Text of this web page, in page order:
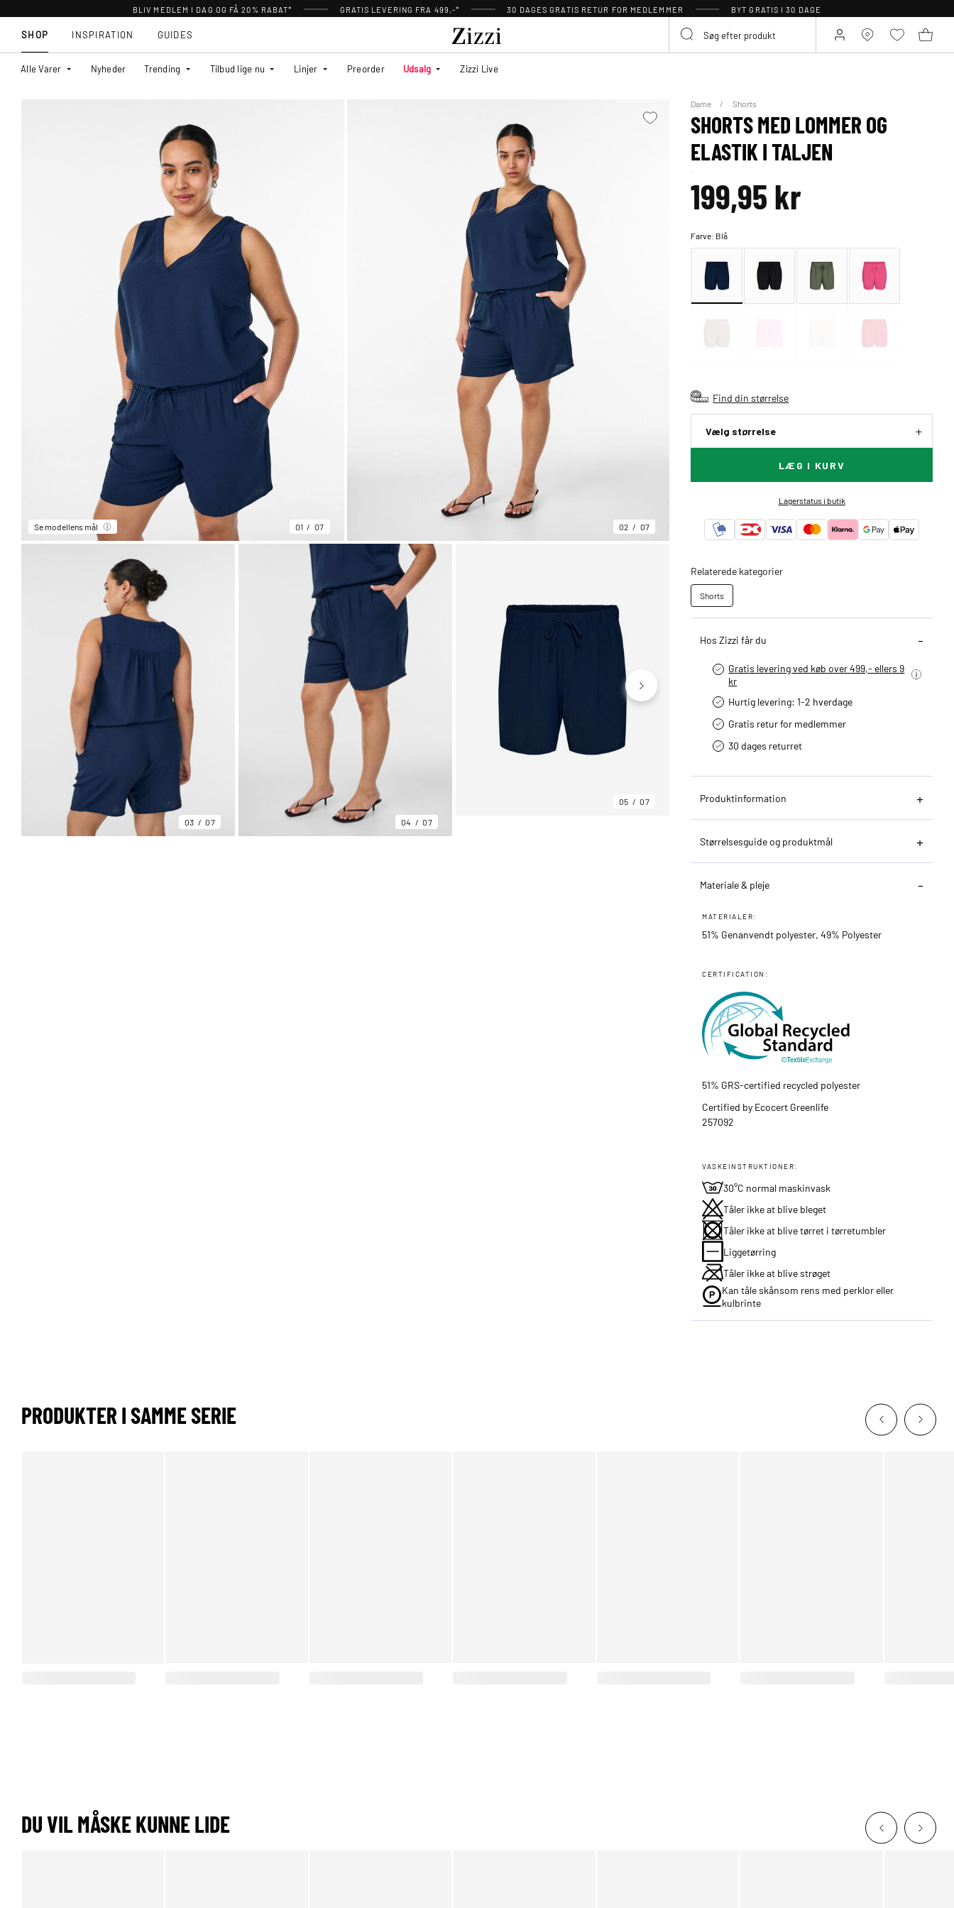
BLIV MEDLEM I DAG OG FÅ 20% RABAT* GRATIS LEVERING FRA 499,-* 30 DAGES GRATIS RETUR FOR MEDLEMMER BYT GRATIS I 30 DAGE
SHOP
Alle Varer Nyheder Trending Tilbud lige nu Linjer Preorder Udsalg Zizzi Live
INSPIRATION GUIDES
Se modellens mål 01 07 02 07
03 07 04 07
05 07
Dame Shorts
SHORTS MED LOMMER OG
ELASTIK I TALJEN
199,95 kr
Farve: Blå
Find din størrelse
Vælg størrelse
LÆG I KURV
Lagerstatus i butik
Relaterede kategorier
Shorts
Hos Zizzi får du
Gratis levering ved køb over 499,- ellers 9
kr
Hurtig levering­: 1-2 hverdage
Gratis retur for medlemmer
30 dages returret
Produktinformation
Størrelsesguide og produktmål
Materiale & pleje
MATERIALER:
51% Genanvendt polyester, 49% Polyester
CERTIFICATION:
51% GRS-certified recycled polyester
Certified by Ecocert Greenlife
257092
VASKEINSTRUKTIONER:
30°C normal maskinvask
Tåler ikke at blive bleget
Tåler ikke at blive tørret i tørretumbler
Liggetørring
Tåler ikke at blive strøget
Kan tåle skånsom rens med perklor eller
kulbrinte
PRODUKTER I SAMME SERIE
DU VIL MÅSKE KUNNE LIDE